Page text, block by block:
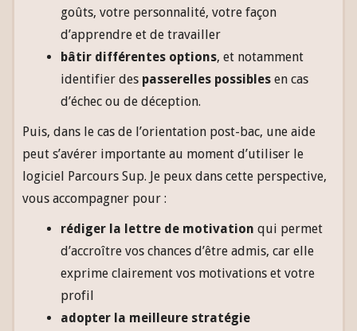
goûts, votre personnalité, votre façon
d’apprendre et de travailler
bâtir différentes options, et notamment
identifier des passerelles possibles en cas
d’échec ou de déception.
Puis, dans le cas de l’orientation post-bac, une aide
peut s’avérer importante au moment d’utiliser le
logiciel Parcours Sup. Je peux dans cette perspective,
vous accompagner pour :
rédiger la lettre de motivation qui permet
d’accroître vos chances d’être admis, car elle
exprime clairement vos motivations et votre
profil
adopter la meilleure stratégie